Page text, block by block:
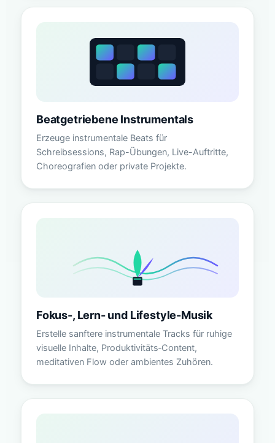
Beatgetriebene Instrumentals
Erzeuge instrumentale Beats für
Schreibsessions, Rap-Übungen, Live-Auftritte,
Choreografien oder private Projekte.
Fokus-, Lern- und Lifestyle-Musik
Erstelle sanftere instrumentale Tracks für ruhige
visuelle Inhalte, Produktivitäts‑Content,
meditativen Flow oder ambientes Zuhören.